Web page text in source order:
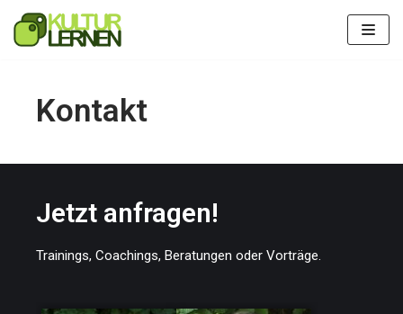
Skip
Kontakt
Jetzt anfragen!
Trainings, Coachings, Beratungen oder Vorträge.